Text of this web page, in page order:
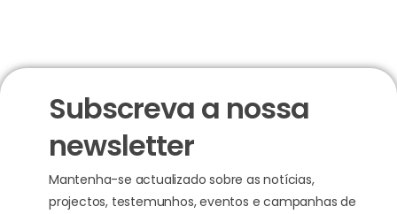
Subscreva a nossa
newsletter
Mantenha-se actualizado sobre as notícias,
projectos, testemunhos, eventos e campanhas de